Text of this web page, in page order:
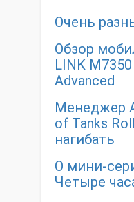
Очень
Обзор
LINK
Advanced
Менеджер
of Tanks
нагибать
О мини-
Четыре